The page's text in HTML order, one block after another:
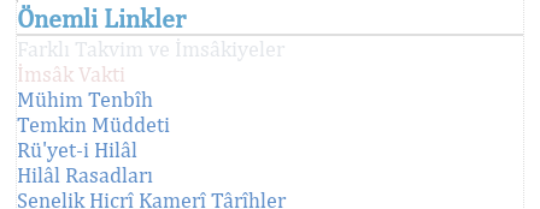
Önemli Linkler
Farklı Takvim ve İmsâkiyeler
İmsâk Vakti
Mühim Tenbîh
Temkin Müddeti
Rü'yet-i Hilâl
Hilâl Rasadları
Senelik Hicrî Kamerî Târîhler